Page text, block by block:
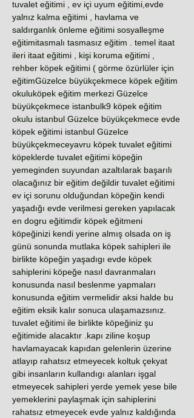
tuvalet eğitimi , ev içi uyum eğitimi,evde
yalnız kalma eğitimi , havlama ve
saldırganlık önleme eğitimi sosyalleşme
eğitimitasmalı tasmasız eğitim . temel itaat
ileri itaat eğitimi , kişi koruma eğitimi ,
rehber köpek eğitimi ( görme özürlüler için
eğitimGüzelce büyükçekmece köpek eğitim
okuluköpek eğitim merkezi Güzelce
büyükçekmece istanbulk9 köpek eğitim
okulu istanbul Güzelce büyükçekmece evde
köpek eğitimi istanbul Güzelce
büyükçekmeceyavru köpek tuvalet eğitimi
köpeklerde tuvalet eğitimi köpeğin
yemeginden suyundan azaltılarak başarılı
olacağınız bir eğitim değildir tuvalet eğitimi
ev içi sorunu olduğundan köpeğin kendi
yaşadığı evde verilmesi gereken yapılacak
en dogru eğitimdir köpek eğitmeni
köpeğinizi kendi yerine almış olsada on iş
günü sonunda mutlaka köpek sahipleri ile
birlikte köpeğin yaşadıgı evde köpek
sahiplerini köpeğe nasıl davranmaları
konusunda nasıl beslenme yapmaları
konusunda eğitim vermelidir aksi halde bu
eğitim eksik kalır sonuca ulaşamazsınız.
tuvalet eğitimi ile birlikte köpeğiniz şu
eğitimide alacaktır .kapı ziline koşup
havlamayacak kapıdan gelenlerin üzerine
atlayıp rahatsız etmeyecek koltuk çekyat
gibi insanların kullandıgı alanları işgal
etmeyecek sahipleri yerde yemek yese bile
yemeklerini paylaşmak için sahiplerini
rahatsız etmeyecek evde yalnız kaldığında